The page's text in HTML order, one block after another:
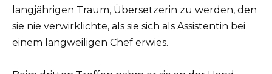
langjährigen Traum, Übersetzerin zu werden, den
sie nie verwirklichte, als sie sich als Assistentin bei
einem langweiligen Chef erwies.